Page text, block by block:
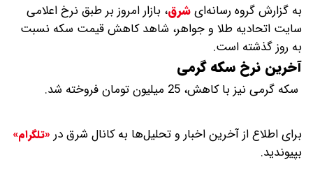
به گزارش گروه رسانه‌ایشرق، بازار امروز بر طبق نرخ اعلامی
سایت اتحادیه طلا و جواهر، شاهد کاهش قیمت‌‌‌‌ سکه نسبت
به روز گذشته است.
آخرین نرخ سکه گرمی
سکه گرمی نیز با کاهش، 25 میلیون تومان فروخته شد.
برای اطلاع از آخرین اخبار و تحلیل‌ها به کانال شرق در «تلگرام»
بپیوندید.